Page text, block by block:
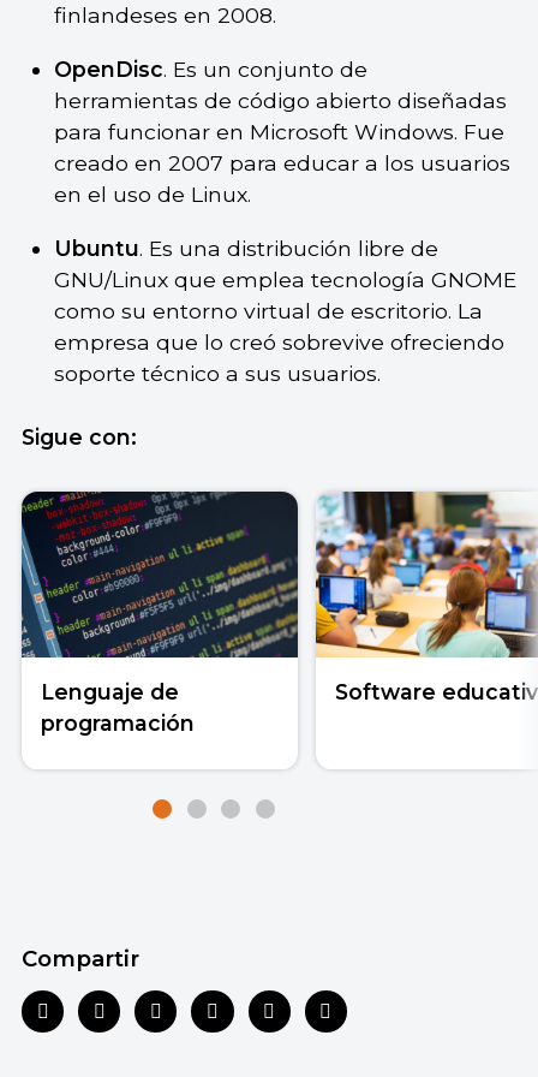
finlandeses en 2008.
OpenDisc. Es un conjunto de
herramientas de código abierto diseñadas
para funcionar en Microsoft Windows. Fue
creado en 2007 para educar a los usuarios
en el uso de Linux.
Ubuntu. Es una distribución libre de
GNU/Linux que emplea tecnología GNOME
como su entorno virtual de escritorio. La
empresa que lo creó sobrevive ofreciendo
soporte técnico a sus usuarios.
Sigue con:
Lenguaje de
programación
Software
Compartir